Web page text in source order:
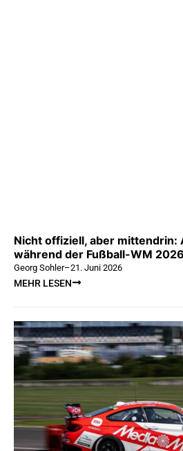
Nicht offiziell, aber
während der Fußball-WM
Georg Sohler–21. Juni 2026
MEHR LESEN